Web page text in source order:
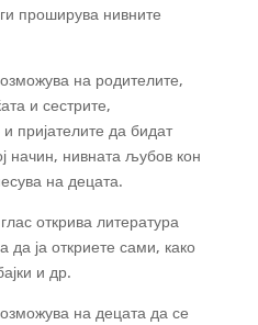
проширува нивните
на родителите,
и сестрите,
пријателите да бидат
начин, нивната љубов кон
на децата.
открива литература
ја откриете сами, како
и др.
на децата да се